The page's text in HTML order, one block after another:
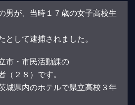
男が、当時１７歳の女子高校生
として逮捕されました。
市・市民活動課の
（２８）です。
城県内のホテルで県立高校３年